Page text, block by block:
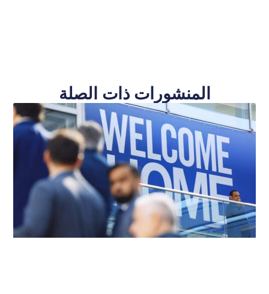
المنشورات ذات الصلة